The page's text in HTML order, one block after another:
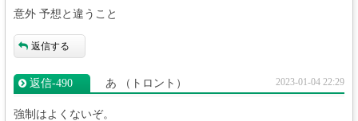
意外 予想と違うこと
返信する
返信‐490 あ （トロント） 2023-01-04 22:29
強制はよくないぞ。